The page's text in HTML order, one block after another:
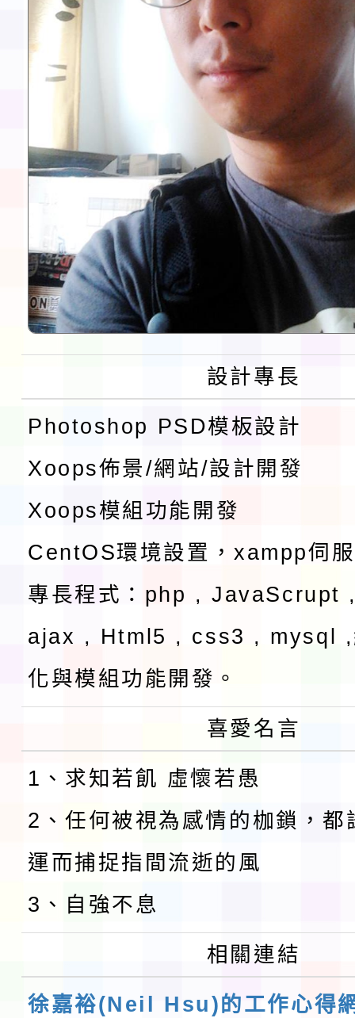
設計專長
Photoshop PSD模板設計
Xoops佈景/網站/設計開發
Xoops模組功能開發
CentOS環境設置，xampp伺
專長程式：php , JavaScrupt
ajax , Html5 , css3 , mysql ,
化與模組功能開發。
喜愛名言
1、求知若飢 虛懷若愚
2、任何被視為感情的枷鎖，都
運而捕捉指間流逝的風
3、自強不息
相關連結
徐嘉裕(Neil Hsu)的工作心得